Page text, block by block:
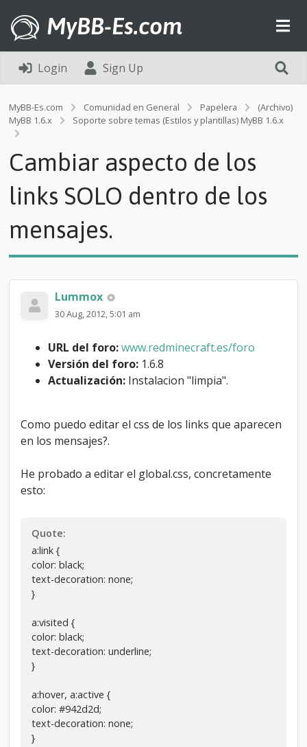
MyBB-Es.com
Login Sign Up
MyBB-Es.com Comunidad en General Papelera
(Archivo)
MyBB 1.6.x
Soporte sobre temas (Estilos y plantillas) MyBB 1.6.x
m
b
a
a
s
d
k
s
S
L
d
m
Cambiar aspecto de los
links SOLO dentro de los
mensajes.
Lummox
30 Aug, 2012, 5:01 am
URL del foro: www.redminecraft.es/foro
Versión del foro: 1.6.8
Actualización: Instalacion "limpia".
Como puedo editar el css de los links que aparecen
en los mensajes?.
He probado a editar el global.css, concretamente
esto:
Quote:
a:link {
color: black;
text-decoration: none;
}
a:visited {
color: black;
text-decoration: underline;
}
a:hover, a:active {
color: #942d2d;
text-decoration: none;
}